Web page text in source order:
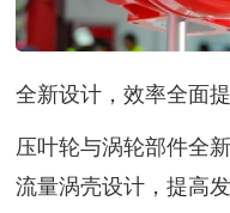
全新设计，效率全面
压叶轮与涡轮部件全
流量涡壳设计，提高